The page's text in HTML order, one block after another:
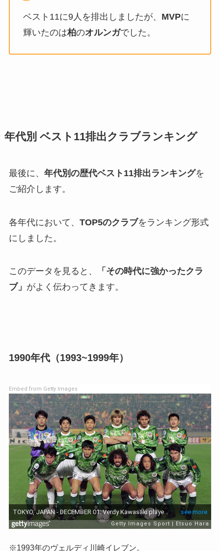
ベスト11に9人を排出しましたが、 MVPに
輝いたのは柏のオルンガでした。
年代別 ベスト11排出クラブランキング
最後に、 年代別の歴代ベスト11排出ランキングを
ご紹介します。
各年代において、 TOP5のクラブをランキング形式
にしました。
このデータを見ると、
「その時代に強かったクラ
ブ」 がよく伝わってきます。
1990年代（1993~1999年）
Embed from Getty Images
※1993年のヴェルディ川崎イレブン。